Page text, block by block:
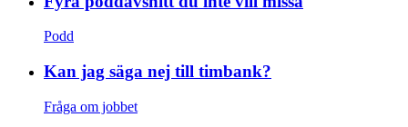
Podd
Kan jag säga nej till timbank?
Fråga om jobbet